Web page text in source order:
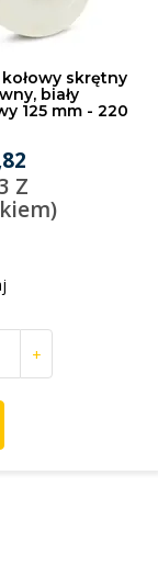
skrętny
biały
125 mm - 220
Z
+